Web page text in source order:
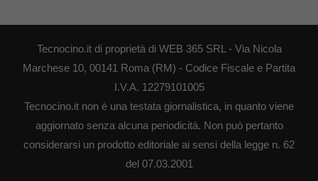
Tecnocino.it di proprietà di WEB 365 SRL - Via Nicola
Marchese 10, 00141 Roma (RM) - Codice Fiscale e Partita
I.V.A. 12279101005
Tecnocino.it non è una testata giornalistica, in quanto viene
aggiornato senza alcuna periodicità. Non può pertanto
considerarsi un prodotto editoriale ai sensi della legge n. 62
del 07.03.2001